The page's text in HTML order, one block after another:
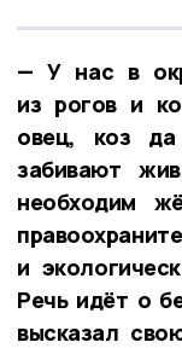
— У нас в
из рогов и
овец, коз да
забивают
необходим
и
Речь идёт о
высказал